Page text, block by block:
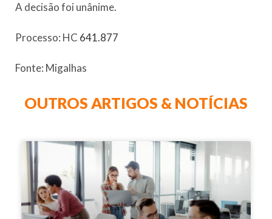
A decisão foi unânime.
Processo: HC 641.877
Fonte: Migalhas
OUTROS ARTIGOS & NOTÍCIAS